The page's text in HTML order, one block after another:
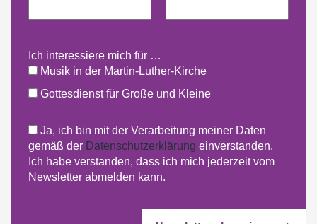
Ich interessiere mich für …
Musik in der Martin-Luther-Kirche
Gottesdienst für Große und Kleine
Ja, ich bin mit der Verarbeitung meiner Daten
gemäß der Datenschutzerklärung einverstanden.
Ich habe verstanden, dass ich mich jederzeit vom
Newsletter abmelden kann.